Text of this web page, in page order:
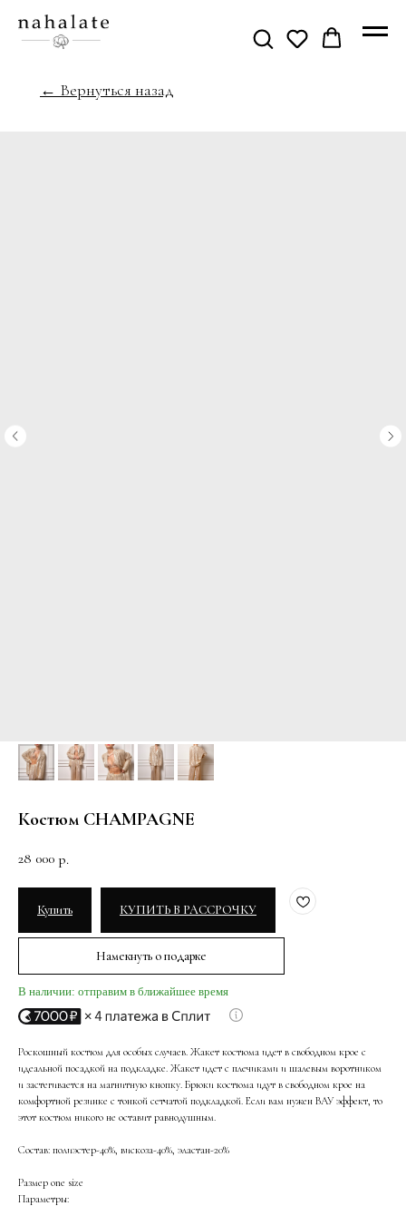
← Вернуться назад
Костюм CHAMPAGNE
28 000 р.
Купить КУПИТЬ В РАССРОЧКУ
Намекнуть о подарке
В наличии: отправим в ближайшее время
Роскошный костюм для особых случаев. Жакет костюма идет в свободном крое с
идеальной посадкой на подкладке. Жакет идет с плечиками и шалевым воротником
и застегивается на магнитную кнопку. Брюки костюма идут в свободном крое на
комфортной резинке с тонкой сетчатой подкладкой. Если вам нужен ВАУ эффект, то
этот костюм никого не оставит равнодушным.
Состав: полиэстер-40%, вискоза-40%, эластан-20%
Размер one size
Параметры: